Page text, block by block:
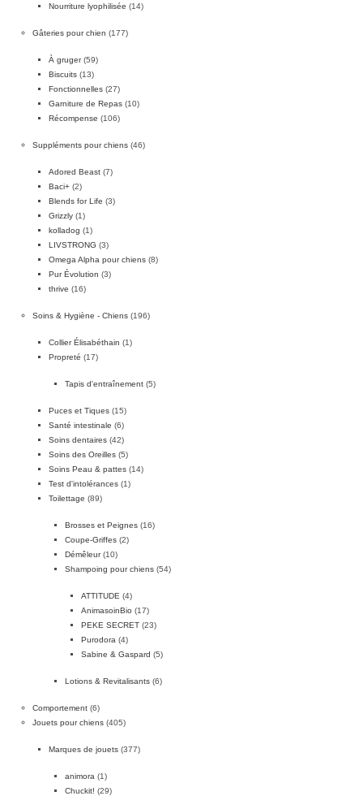
Nourriture lyophilisée (14)
Gâteries pour chien (177)
À gruger (59)
Biscuits (13)
Fonctionnelles (27)
Garniture de Repas (10)
Récompense (106)
Suppléments pour chiens (46)
Adored Beast (7)
Baci+ (2)
Blends for Life (3)
Grizzly (1)
kolladog (1)
LIVSTRONG (3)
Omega Alpha pour chiens (8)
Pur Évolution (3)
thrive (16)
Soins & Hygiène - Chiens (196)
Collier Élisabéthain (1)
Propreté (17)
Tapis d'entraînement (5)
Puces et Tiques (15)
Santé intestinale (6)
Soins dentaires (42)
Soins des Oreilles (5)
Soins Peau & pattes (14)
Test d'intolérances (1)
Toilettage (89)
Brosses et Peignes (16)
Coupe-Griffes (2)
Démêleur (10)
Shampoing pour chiens (54)
ATTITUDE (4)
AnimasoinBio (17)
PEKE SECRET (23)
Purodora (4)
Sabine & Gaspard (5)
Lotions & Revitalisants (6)
Comportement (6)
Jouets pour chiens (405)
Marques de jouets (377)
animora (1)
Chuckit! (29)